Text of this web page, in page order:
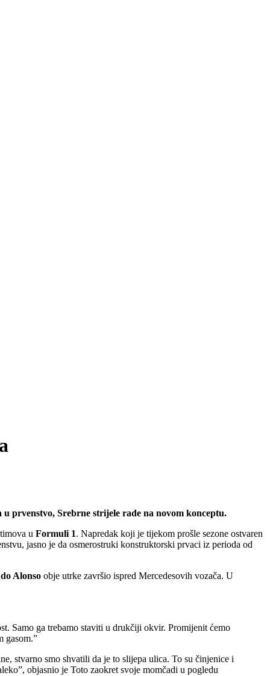
prvenstvo, Srebrne strijele rade na novom konceptu.
u Formuli 1. Napredak koji je tijekom prošle sezone ostvaren
jasno je da osmerostruki konstruktorski prvaci iz perioda od
Alonso obje utrke završio ispred Mercedesovih vozača. U
Samo ga trebamo staviti u drukčiji okvir. Promijenit ćemo
gasom.”
stvarno smo shvatili da je to slijepa ulica. To su činjenice i
objasnio je Toto zaokret svoje momčadi u pogledu